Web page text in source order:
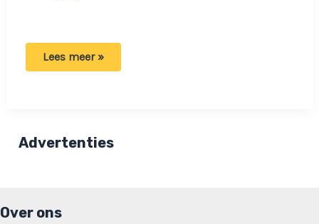
Vrouw
anders’
Lees meer »
Advertenties
Over ons